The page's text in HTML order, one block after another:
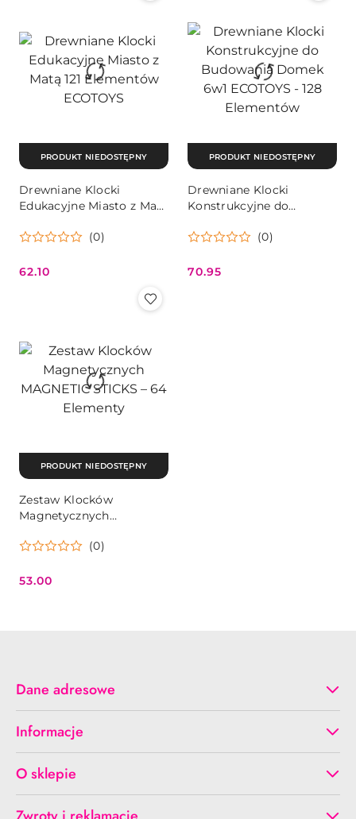
Drewniane Klocki
Edukacyjne Miasto z Matą
(0)
Cena:
62.10
PRODUKT NIEDOSTĘPNY
Drewniane Klocki
Konstrukcyjne do
ECOTOYS - 128
(0)
Cena:
70.95
PRODUKT NIEDOSTĘPNY
Zestaw Klocków
Magnetycznych
Elementy
(0)
Cena:
53.00
PRODUKT NIEDOSTĘPNY
Dane adresowe
Informacje
O sklepie